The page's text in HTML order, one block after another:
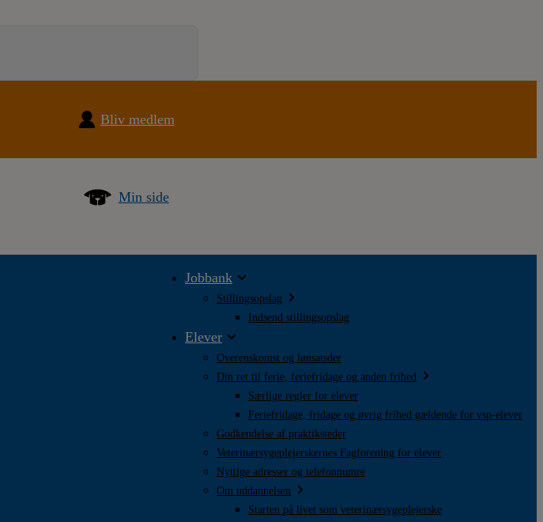
Bliv medlem
Min side
Jobbank
Stillingsopslag
Indsend stillingsopslag
Elever
Overenskomst og lønsatsder
Din ret til ferie, feriefridage og anden frihed
Særlige regler for elever
Feriefridage, fridage og øvrig frihed gældende for vsp-elever
Godkendelse af praktiksteder
Veterinærsygeplejerskernes Fagforening for elever
Nyttige adresser og telefonnumre
Om uddannelsen
Starten på livet som veterinærsygeplejerske